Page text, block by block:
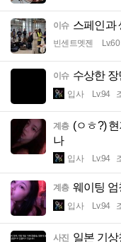
이슈 스페인과
빈센트멧젠 Lv.60
이슈 수상한
입사 Lv.94
계층 (ㅇㅎ?)
나
입사 Lv.94
계층 웨이팅
입사 Lv.94
사진 일본 기